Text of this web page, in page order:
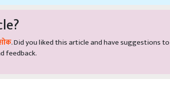
. Did you liked this article and have suggestions
feedback.